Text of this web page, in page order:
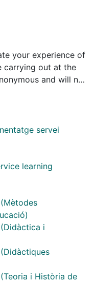
your experience of
carrying out at the
and will not
time to complete.
as useful as
servei
learning
i
i Història de